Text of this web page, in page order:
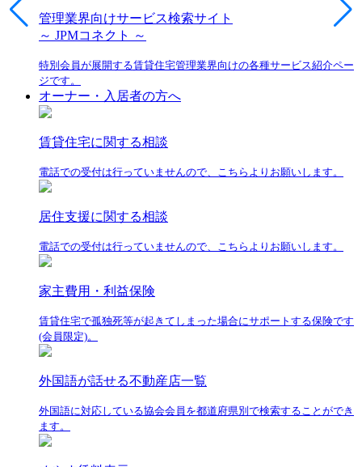
管理業界向けサービス検索サイト
～ JPMコネクト ～
特別会員が展開する賃貸住宅管理業界向けの各種サービス紹介ペー
ジです。
オーナー・入居者の方へ
賃貸住宅に関する相談
電話での受付は行っていませんので、こちらよりお願いします。
居住支援に関する相談
電話での受付は行っていませんので、こちらよりお願いします。
家主費用・利益保険
賃貸住宅で孤独死等が起きてしまった場合にサポートする保険です
(会員限定)。
外国語が話せる不動産店一覧
外国語に対応している協会会員を都道府県別で検索することができ
ます。